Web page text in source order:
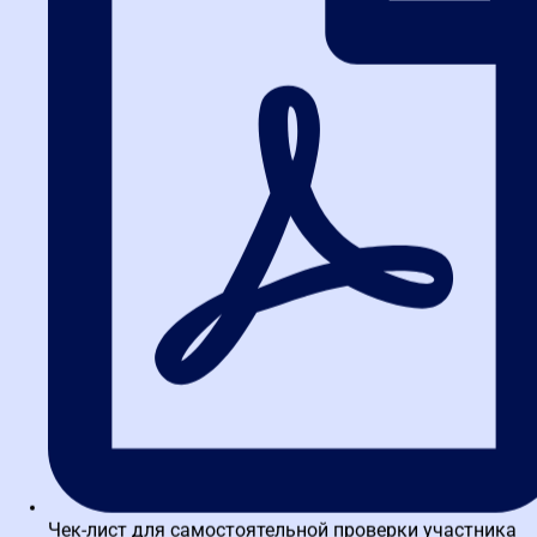
Заказчиков за нарушения национального режима штрафуют по
Проверяйте, относится ли товар к перечням ПП №1875,
еще на этапе планирования.
Указывайте в извещении и документации информацию о
применении запрета, ограничения или преимущества.
Требуйте от участников документы о происхождении. Если
их нет — отклоняйте заявку.
Формируйте отчет об объеме закупок российских товаров
до 1 февраля следующего года.
Если сомневаетесь в коде ОКПД2, используйте письмо
ФАС № 17/25505/19 — оно разъясняет, что нужно
руководствоваться как кодом, так и наименованием товара.
сейчас?
Национальный режим — это не временная мера, а новая
Чек-лист для самостоятельной проверки участника